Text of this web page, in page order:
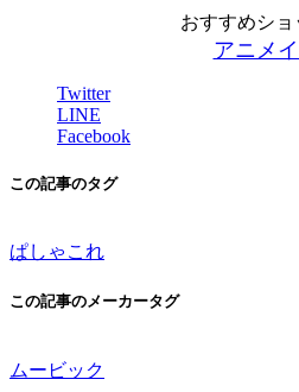
おすすめショ
アニメ
Twitter
LINE
Facebook
この記事のタグ
ぱしゃこれ
この記事のメーカータグ
ムービック